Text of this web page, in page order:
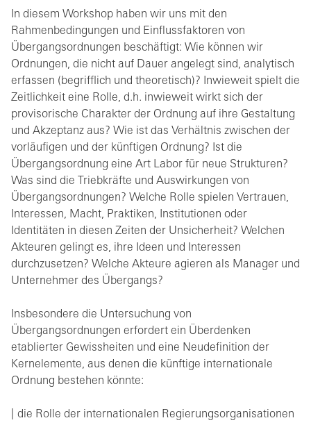
In diesem Workshop haben wir uns mit den
Rahmenbedingungen und Einflussfaktoren von
Übergangsordnungen beschäftigt: Wie können wir
Ordnungen, die nicht auf Dauer angelegt sind, analytisch
erfassen (begrifflich und theoretisch)? Inwieweit spielt die
Zeitlichkeit eine Rolle, d.h. inwieweit wirkt sich der
provisorische Charakter der Ordnung auf ihre Gestaltung
und Akzeptanz aus? Wie ist das Verhältnis zwischen der
vorläufigen und der künftigen Ordnung? Ist die
Übergangsordnung eine Art Labor für neue Strukturen?
Was sind die Triebkräfte und Auswirkungen von
Übergangsordnungen? Welche Rolle spielen Vertrauen,
Interessen, Macht, Praktiken, Institutionen oder
Identitäten in diesen Zeiten der Unsicherheit? Welchen
Akteuren gelingt es, ihre Ideen und Interessen
durchzusetzen? Welche Akteure agieren als Manager und
Unternehmer des Übergangs?
Insbesondere die Untersuchung von
Übergangsordnungen erfordert ein Überdenken
etablierter Gewissheiten und eine Neudefinition der
Kernelemente, aus denen die künftige internationale
Ordnung bestehen könnte:
die Rolle der internationalen Regierungsorganisationen